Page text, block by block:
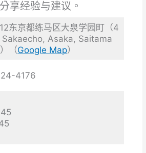
享经验与建议。
东京都练马区大泉学园町（4
Asaka, Saitama
（Google Map）
4176